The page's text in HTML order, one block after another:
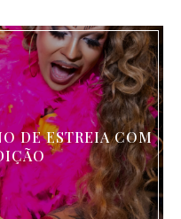
DE ESTREIA COM